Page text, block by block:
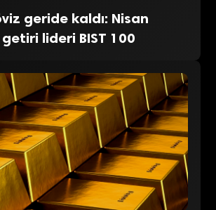
geride kaldı: Nisan
getiri lideri BIST 100